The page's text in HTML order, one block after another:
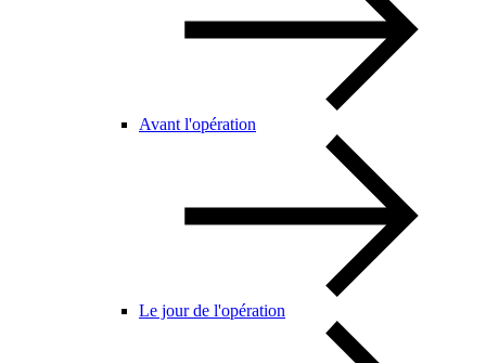
Avant l'opération
Le jour de l'opération